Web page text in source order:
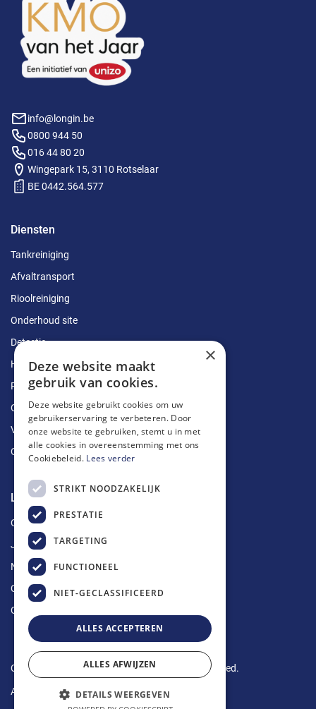
info@longin.be
0800 944 50
016 44 80 20
Wingepark 15, 3110 Rotselaar
BE 0442.564.577
Diensten
Tankreiniging
Afvaltransport
Rioolreiniging
Onderhoud site
Detectie
Herstellingen
Ruimingen
Ontstoppingen
Vetputten
Ontkalking
Longin Service
Over ons
Jobs
Nieuws
Contact
Offerte aanvragen
Copyright © 2024 Longin Service. All rights reserved.
Algemene voorwaarden -Privacy Policy
×
Deze website maakt
gebruik van cookies.
Deze website gebruikt cookies om uw
gebruikerservaring te verbeteren. Door
onze website te gebruiken, stemt u in met
alle cookies in overeenstemming met ons
Cookiebeleid. Lees verder
STRIKT NOODZAKELIJK
PRESTATIE
TARGETING
FUNCTIONEEL
NIET-GECLASSIFICEERD
ALLES ACCEPTEREN
ALLES AFWIJZEN
DETAILS WEERGEVEN